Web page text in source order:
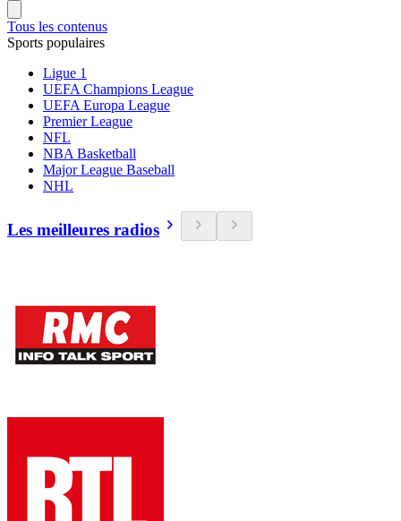
Tous les contenus
Sports populaires
Ligue 1
UEFA Champions League
UEFA Europa League
Premier League
NFL
NBA Basketball
Major League Baseball
NHL
Les meilleures radios